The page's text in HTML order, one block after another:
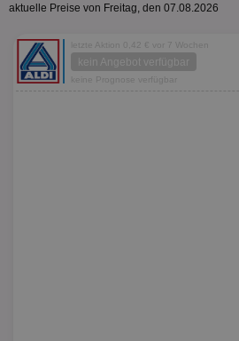
aktuelle Preise von Freitag, den 07.08.2026
letzte Aktion 0,42 € vor 7 Wochen
kein Angebot verfügbar
keine Prognose verfügbar